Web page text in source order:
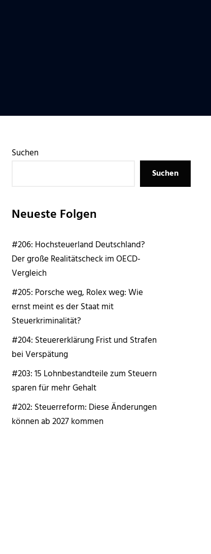
Suchen
Suchen
Neueste Folgen
#206: Hochsteuerland Deutschland?
Der große Realitätscheck im OECD-
Vergleich
#205: Porsche weg, Rolex weg: Wie
ernst meint es der Staat mit
Steuerkriminalität?
#204: Steuererklärung Frist und Strafen
bei Verspätung
#203: 15 Lohnbestandteile zum Steuern
sparen für mehr Gehalt
#202: Steuerreform: Diese Änderungen
können ab 2027 kommen